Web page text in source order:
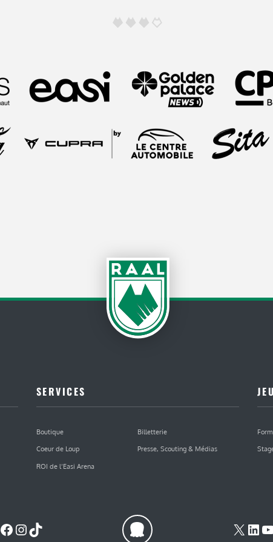
SERVICES
Boutique
Billetterie
Coeur de Loup
Presse, Scouting & Médias
ROI de l’Easi Arena
Facebook
Instagram
TikTok X